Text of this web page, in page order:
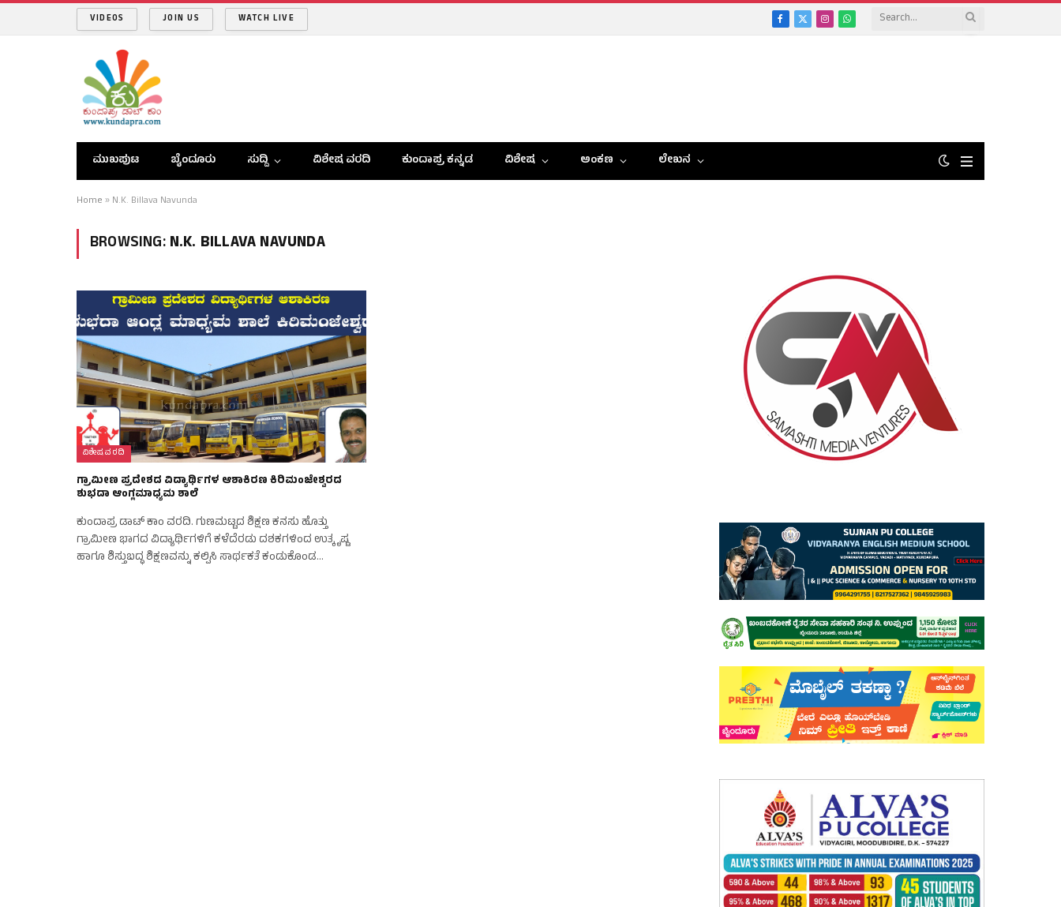
VIDEOS JOIN US WATCH LIVE Facebook
X
InstagramWhatsApp
ಮುಖಪುಟ ಬೈಂದೂರು ಸುದ್ದಿ ವಿಶೇಷ ವರದಿ ಕುಂದಾಪ್ರ ಕನ್ನಡ ವಿಶೇಷ ಅಂಕಣ ಲೇಖನ
Home » N.K. Billava Navunda
BROWSING:N.K. BILLAVA NAVUNDA
ವಿಶೇಷ ವರದಿ
ಗ್ರಾಮೀಣ ಪ್ರದೇಶದ ವಿದ್ಯಾರ್ಥಿಗಳ ಆಶಾಕಿರಣ ಕಿರಿಮಂಜೇಶ್ವರದ
ಶುಭದಾ ಆಂಗ್ಲಮಾಧ್ಯಮ ಶಾಲೆ
ಕುಂದಾಪ್ರ ಡಾಟ್ ಕಾಂ ವರದಿ. ಗುಣಮಟ್ಟದ ಶಿಕ್ಷಣ ಕನಸು ಹೊತ್ತು
ಗ್ರಾಮೀಣ ಭಾಗದ ವಿದ್ಯಾರ್ಥಿಗಳಿಗೆ ಕಳೆದೆರಡು ದಶಕಗಳಿಂದ ಉತ್ಕೃಷ್ಟ
ಹಾಗೂ ಶಿಸ್ತುಬದ್ಧ ಶಿಕ್ಷಣವನ್ನು ಕಲ್ಪಿಸಿ ಸಾರ್ಥಕತೆ ಕಂಡುಕೊಂಡ…